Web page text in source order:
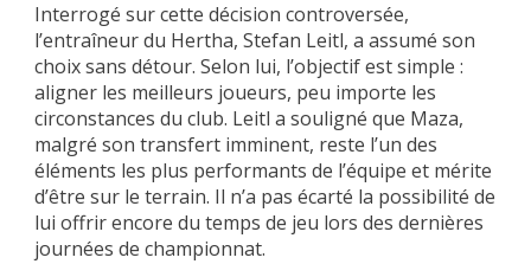
Interrogé sur cette décision controversée,
l’entraîneur du Hertha, Stefan Leitl, a assumé son
choix sans détour. Selon lui, l’objectif est simple :
aligner les meilleurs joueurs, peu importe les
circonstances du club. Leitl a souligné que Maza,
malgré son transfert imminent, reste l’un des
éléments les plus performants de l’équipe et mérite
d’être sur le terrain. Il n’a pas écarté la possibilité de
lui offrir encore du temps de jeu lors des dernières
journées de championnat.